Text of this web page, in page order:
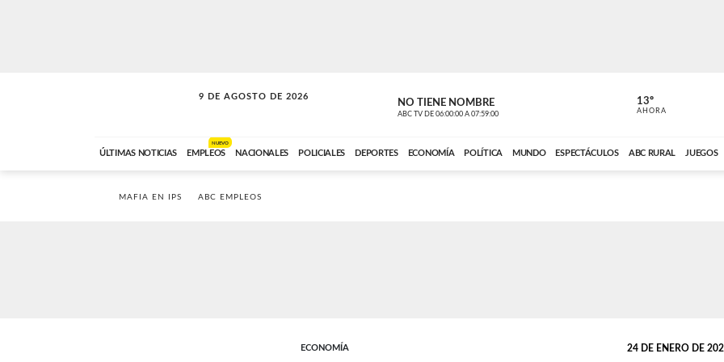
9 DE AGOSTO DE 2026
SOLO MÚSICA NO TIENE NOMBRE
ABC TV DE 06:00:00 A 07:59:00 ABC CARDINAL
13º
AHORA
ÚLTIMAS NOTICIAS EMPLEOS
NUEVO
NACIONALES POLICIALES DEPORTES ECONOMÍA POLÍTICA MUNDO ESPECTÁCULOS ABC RURAL JUEGOS
MAFIA EN IPS ABC EMPLEOS
ECONOMÍA 24 DE ENERO DE